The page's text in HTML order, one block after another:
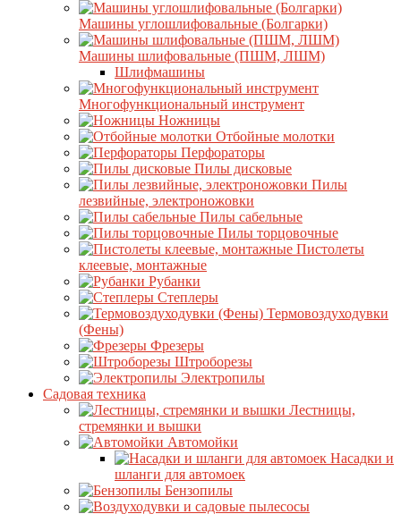
Машины углошлифовальные (Болгарки)
Машины шлифовальные (ПШМ, ЛШМ)
Шлифмашины
Многофункциональный инструмент
Ножницы
Отбойные молотки
Перфораторы
Пилы дисковые
Пилы
лезвийные, электроножовки
Пилы сабельные
Пилы торцовочные
Пистолеты
клеевые, монтажные
Рубанки
Степлеры
Термовоздуходувки
(Фены)
Фрезеры
Штроборезы
Электропилы
Садовая техника
Лестницы,
стремянки и вышки
Автомойки
Насадки и
шланги для автомоек
Бензопилы